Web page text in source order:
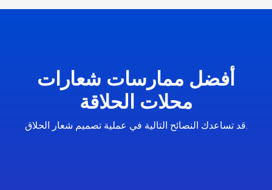
أفضل ممارسات شعارات
محلات الحلاقة
قد تساعدك النصائح التالية في عملية تصميم شعار الحلاق.